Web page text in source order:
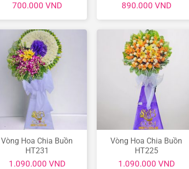
700.000 VND 890.000 VND
Vòng Hoa Chia Buồn
HT231
1.090.000 VND
Vòng Hoa Chia Buồn
HT225
1.090.000 VND